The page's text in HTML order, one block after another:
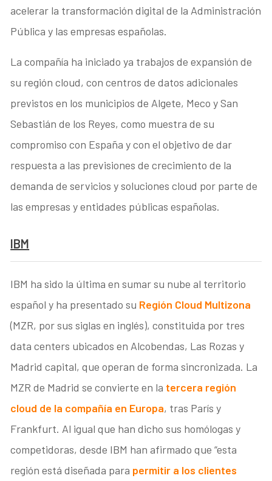
acelerar la transformación digital de la Administración
Pública y las empresas españolas.
La compañía ha iniciado ya trabajos de expansión de
su región cloud, con centros de datos adicionales
previstos en los municipios de Algete, Meco y San
Sebastián de los Reyes, como muestra de su
compromiso con España y con el objetivo de dar
respuesta a las previsiones de crecimiento de la
demanda de servicios y soluciones cloud por parte de
las empresas y entidades públicas españolas.
IBM
IBM ha sido la última en sumar su nube al territorio
español y ha presentado su Región Cloud Multizona
(MZR, por sus siglas en inglés), constituida por tres
data centers ubicados en Alcobendas, Las Rozas y
Madrid capital, que operan de forma sincronizada. La
MZR de Madrid se convierte en la tercera región
cloud de la compañía en Europa, tras París y
Frankfurt. Al igual que han dicho sus homólogas y
competidoras, desde IBM han afirmado que “esta
región está diseñada para permitir a los clientes